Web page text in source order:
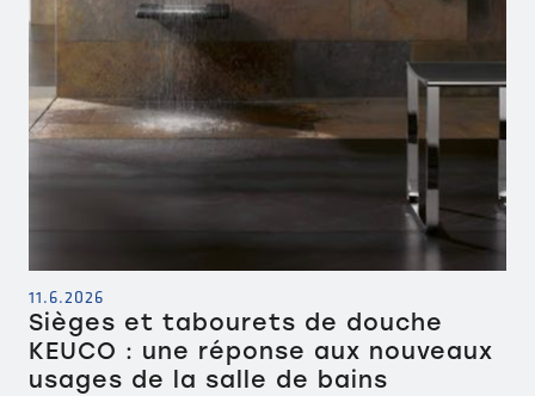
11.6.2026
Sièges et tabourets de douche
KEUCO : une réponse aux nouveaux
usages de la salle de bains